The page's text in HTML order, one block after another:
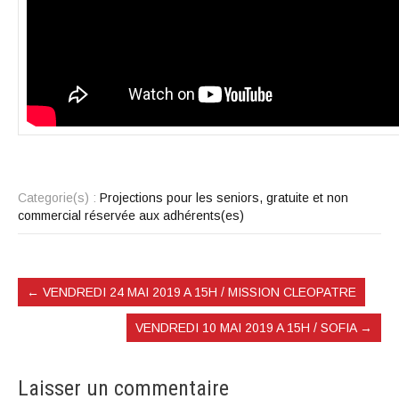
Categorie(s) : Projections pour les seniors, gratuite et non
commercial réservée aux adhérents(es)
← VENDREDI 24 MAI 2019 A 15H / MISSION CLEOPATRE
VENDREDI 10 MAI 2019 A 15H / SOFIA →
Laisser un commentaire